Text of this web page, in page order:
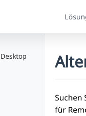
Suchen
für